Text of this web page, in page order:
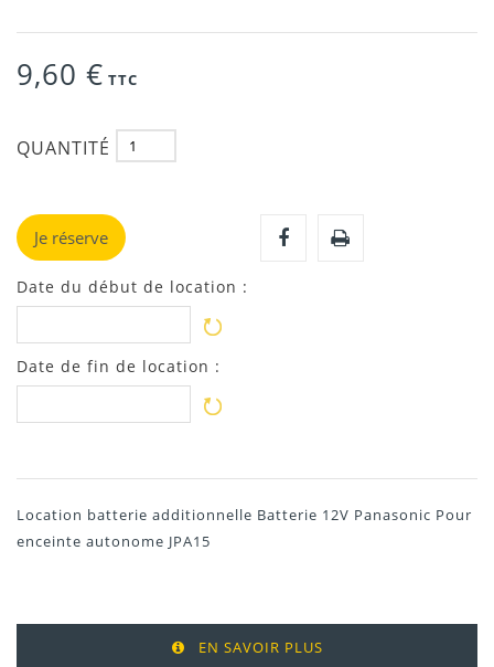
9,60 € TTC
QUANTITÉ
Je réserve
Date du début de location :
Date de fin de location :
Location batterie additionnelle Batterie 12V Panasonic Pour
enceinte autonome JPA15
EN SAVOIR PLUS